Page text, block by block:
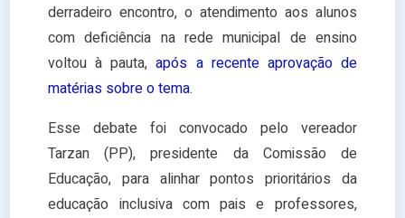
derradeiro encontro, o atendimento aos alunos
com deficiência na rede municipal de ensino
voltou à pauta,após a recente aprovação de
matérias sobre o tema.
Esse debate foi convocado pelo vereador
Tarzan (PP), presidente da Comissão de
Educação, para alinhar pontos prioritários da
educação inclusiva com pais e professores,